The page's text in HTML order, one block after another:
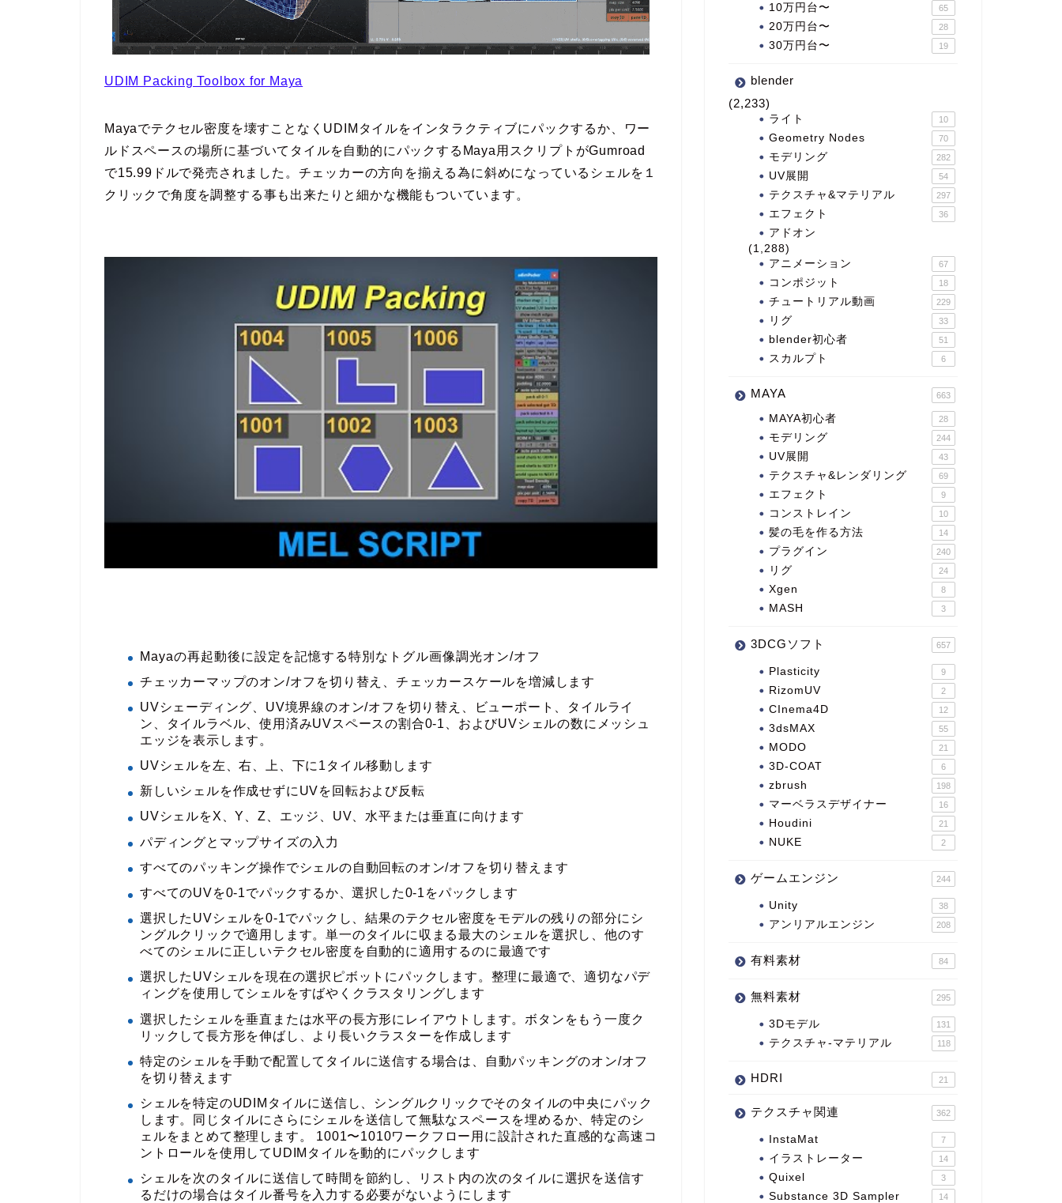
UDIM Packing Toolbox for Maya
Mayaでテクセル密度を壊すことなくUDIMタイルをインタラクティブにパックするか、ワー
ルドスペースの場所に基づいてタイルを自動的にパックするMaya用スクリプトがGumroad
で15.99ドルで発売されました。チェッカーの方向を揃える為に斜めになっているシェルを１
クリックで角度を調整する事も出来たりと細かな機能もついています。
Mayaの再起動後に設定を記憶する特別なトグル画像調光オン/オフ
チェッカーマップのオン/オフを切り替え、チェッカースケールを増減します
UVシェーディング、UV境界線のオン/オフを切り替え、ビューポート、タイルライ
ン、タイルラベル、使用済みUVスペースの割合0-1、およびUVシェルの数にメッシュ
エッジを表示します。
UVシェルを左、右、上、下に1タイル移動します
新しいシェルを作成せずにUVを回転および反転
UVシェルをX、Y、Z、エッジ、UV、水平または垂直に向けます
パディングとマップサイズの入力
すべてのパッキング操作でシェルの自動回転のオン/オフを切り替えます
すべてのUVを0-1でパックするか、選択した0-1をパックします
選択したUVシェルを0-1でパックし、結果のテクセル密度をモデルの残りの部分にシ
ングルクリックで適用します。単一のタイルに収まる最大のシェルを選択し、他のす
べてのシェルに正しいテクセル密度を自動的に適用するのに最適です
選択したUVシェルを現在の選択ピボットにパックします。整理に最適で、適切なパデ
ィングを使用してシェルをすばやくクラスタリングします
選択したシェルを垂直または水平の長方形にレイアウトします。ボタンをもう一度ク
リックして長方形を伸ばし、より長いクラスターを作成します
特定のシェルを手動で配置してタイルに送信する場合は、自動パッキングのオン/オフ
を切り替えます
シェルを特定のUDIMタイルに送信し、シングルクリックでそのタイルの中央にパック
します。同じタイルにさらにシェルを送信して無駄なスペースを埋めるか、特定のシ
ェルをまとめて整理します。 1001〜1010ワークフロー用に設計された直感的な高速コ
ントロールを使用してUDIMタイルを動的にパックします
シェルを次のタイルに送信して時間を節約し、リスト内の次のタイルに選択を送信す
るだけの場合はタイル番号を入力する必要がないようにします
10万円台〜 65
20万円台〜 28
30万円台〜 19
blender
(2,233)
ライト 10
Geometry Nodes 70
モデリング 282
UV展開 54
テクスチャ&マテリアル 297
エフェクト 36
アドオン
(1,288)
アニメーション
67
コンポジット 18
チュートリアル動画 229
リグ 33
blender初心者 51
スカルプト 6
MAYA 663
MAYA初心者 28
モデリング 244
UV展開 43
テクスチャ&レンダリング 69
エフェクト 9
コンストレイン 10
髪の毛を作る方法 14
プラグイン 240
リグ 24
Xgen 8
MASH 3
3DCGソフト 657
Plasticity 9
RizomUV 2
CInema4D 12
3dsMAX 55
MODO 21
3D-COAT 6
zbrush 198
マーベラスデザイナー 16
Houdini 21
NUKE 2
ゲームエンジン 244
Unity 38
アンリアルエンジン 208
有料素材 84
無料素材 295
3Dモデル 131
テクスチャ-マテリアル 118
HDRI 21
テクスチャ関連 362
InstaMat 7
イラストレーター 14
Quixel 3
Substance 3D Sampler 14